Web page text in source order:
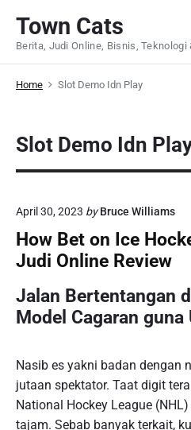
p
Town Cats
Berita, Judi Online, Bisnis, Teknologi
Home Slot Demo Idn Play
Slot Demo Idn
April 30, 2023 by Bruce Williams
How Bet on Ice
Judi Online Review
Jalan Bertentangan
Model Cagaran guna
Nasib es yakni badan dengan
jutaan spektator. Taat digit
National Hockey League
tajam. Sebab banyak terkait,